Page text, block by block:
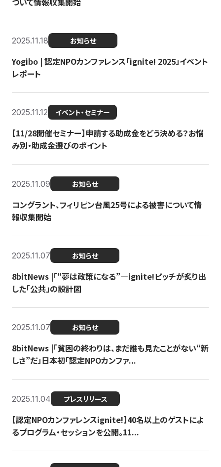
2025.11.18 お知らせ
Yogibo | 認定NPOカンファレンス「ignite! 2025」イベント
レポート
2025.11.12 イベント・セミナー
【11/28開催セミナー】申請する助成金をどう決める？お悩
み別・助成金選びのポイント
2025.11.09 お知らせ
コングラント、フィリピン台風25号による被害について情
報収集開始
2025.11.07 お知らせ
8bitNews |「“夢は政策になる”—ignite!ピッチが炙り出
した「公共」の設計図
2025.11.07 お知らせ
8bitNews |「貧困の終わりは、まだ誰も見たことがない“新
しさ”だ」日本初「認定NPOカンファ...
2025.11.04 プレスリリース
【認定NPOカンファレンスignite!】40名以上のゲストによ
るプログラム・セッションを公開。11...